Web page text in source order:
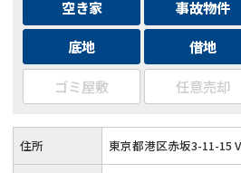
空き家 事故物件
底地
借地
ゴミ屋敷
任意売却
住所 東京都港区赤坂3-11-15